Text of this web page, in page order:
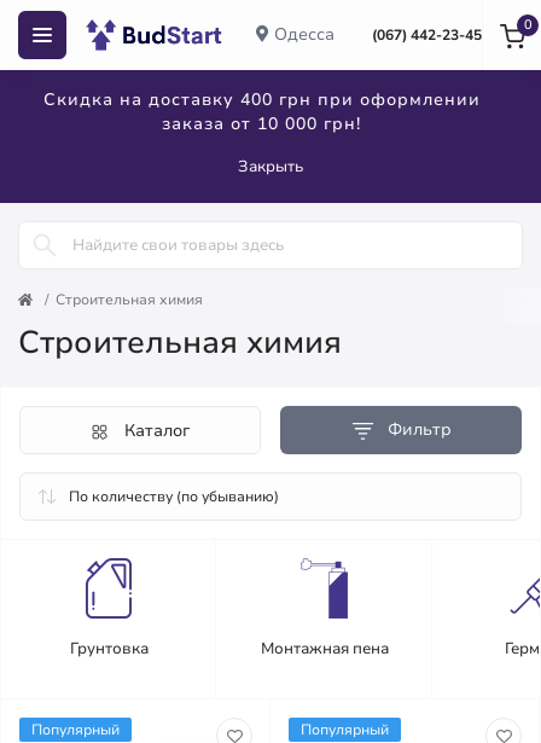
Одесса (067) 442-23-45
Скидка на доставку 400 грн при оформлении
заказа от 10 000 грн!
Закрыть
0
Строительная химия
Строительная химия
Фильтр
Каталог
Грунтовка Монтажная пена
Популярный Популярный